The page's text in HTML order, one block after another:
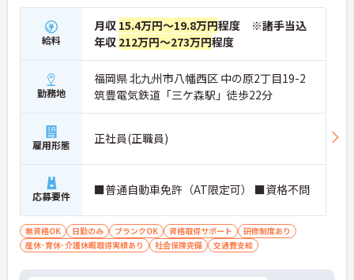
給料
月収 15.4万円～19.8万円程度 ※諸手当込
年収 212万円～273万円程度
勤務地
福岡県 北九州市八幡西区 中の原2丁目19-2
筑豊電気鉄道「三ケ森駅」徒歩22分
雇用形態 正社員(正職員)
応募要件 ■普通自動車免許（AT限定可） ■資格不問
無資格OK 日勤のみ ブランクOK 資格取得サポート
研修制度あり
産休･育休･介護休暇取得実績あり
社会保険完備 交通費支給